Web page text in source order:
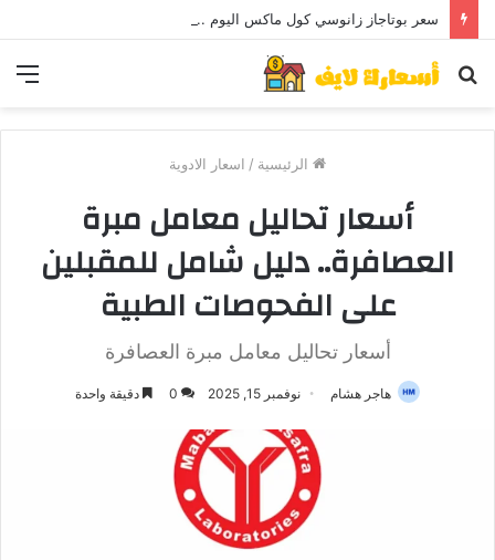
سعر بوتاجاز زانوسي كول ماكس اليوم ..و5 عيوب
بحث
الرئيسية / اسعار الادوية
أسعار تحاليل معامل مبرة
العصافرة.. دليل شامل للمقبلين
على الفحوصات الطبية
أسعار تحاليل معامل مبرة العصافرة
هاجر هشام نوفمبر 15, 2025 0 دقيقة واحدة